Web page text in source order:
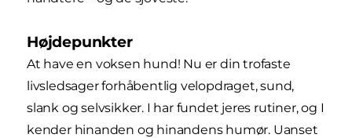
Højdepunkter
At have en voksen hund! Nu er din trofaste
livsledsager forhåbentlig velopdraget, sund,
slank og selvsikker. I har fundet jeres rutiner, og I
kender hinanden og hinandens humør. Uanset